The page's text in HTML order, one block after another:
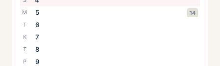
M 5
14
T
6
K 7
T 8
P 9